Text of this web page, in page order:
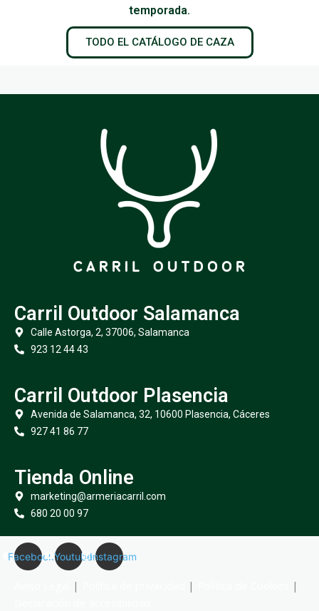
temporada.
TODO EL CATÁLOGO DE CAZA
Carril Outdoor Salamanca
Calle Astorga, 2, 37006, Salamanca
923 12 44 43
Carril Outdoor Plasencia
Avenida de Salamanca, 32, 10600 Plasencia, Cáceres
927 41 86 77
Tienda Online
marketing@armeriacarril.com
680 20 00 97
FacebookYoutubeInstagram
| |
|